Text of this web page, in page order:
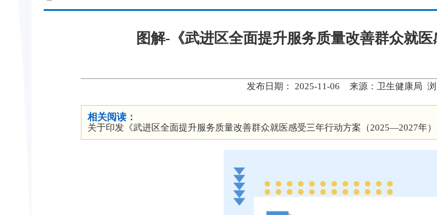
图解-《武进区全面提升服务质量改善群众就
发布日期： 2025-11-06 来源：卫生健康局 浏
相关阅读：
关于印发《武进区全面提升服务质量改善群众就医感受三年行动方案（2025—2027年